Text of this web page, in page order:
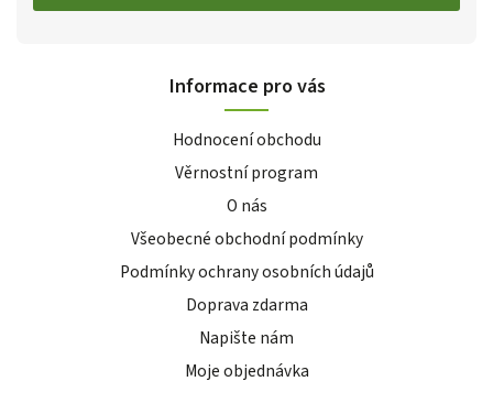
Informace pro vás
Hodnocení obchodu
Věrnostní program
O nás
Všeobecné obchodní podmínky
Podmínky ochrany osobních údajů
Doprava zdarma
Napište nám
Moje objednávka